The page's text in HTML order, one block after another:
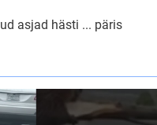
ikka
asjad hästi ... päris